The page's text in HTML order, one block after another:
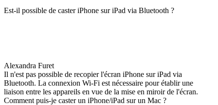
Est-il possible de caster iPhone sur iPad via Bluetooth ?
Alexandra Furet
Il n'est pas possible de recopier l'écran iPhone sur iPad via
Bluetooth. La connexion Wi-Fi est nécessaire pour établir une
liaison entre les appareils en vue de la mise en miroir de l'écran.
Comment puis-je caster un iPhone/iPad sur un Mac ?